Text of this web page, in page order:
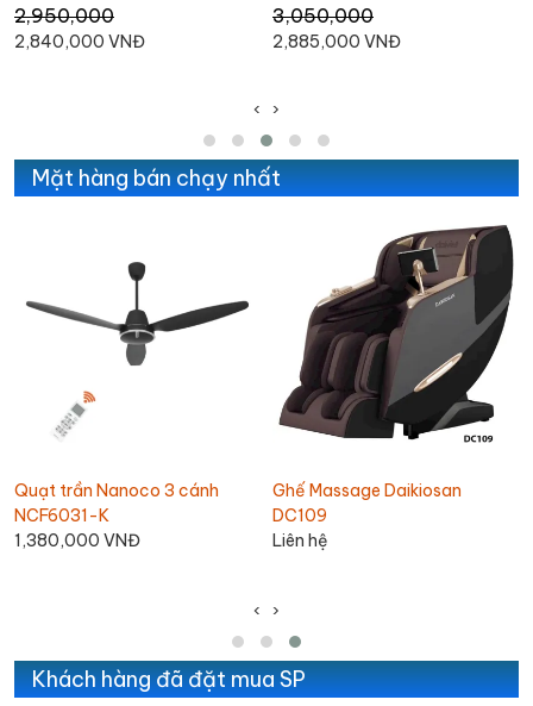
2,950,000
2,840,000 VNĐ
3,050,000
2,885,000 VNĐ
‹
›
Mặt hàng bán chạy nhất
Quạt trần Nanoco 3 cánh
NCF6031-K
1,380,000 VNĐ
Ghế Massage Daikiosan
DC109
Liên hệ
‹ ›
Khách hàng đã đặt mua SP